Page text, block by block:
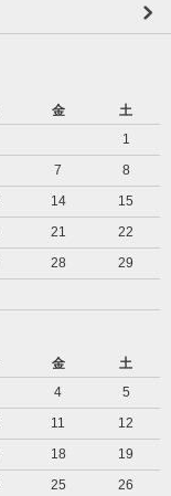
金
土
1
7
8
14
15
21
22
28
29
金
土
4
5
11
12
18
19
25
26